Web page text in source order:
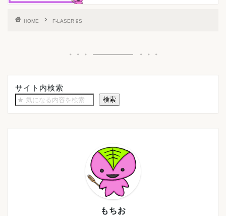
HOME F-LASER 9S
サイト内検索
検索
もちお